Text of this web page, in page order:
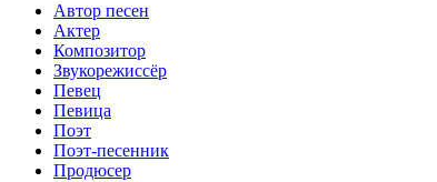
Автор песен
Актер
Композитор
Звукорежиссёр
Певец
Певица
Поэт
Поэт-песенник
Продюсер